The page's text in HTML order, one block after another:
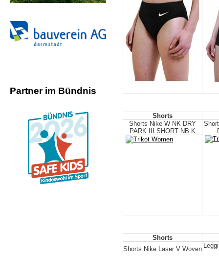
Partner im Bündnis
Shorts
Shorts Nike W NK DRY
PARK III SHORT NB K
Shorts
Shorts Nike Laser V Woven